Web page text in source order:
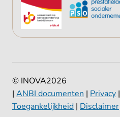
© INOVA2026
| ANBI documenten | Privacy |
Toegankelijkheid | Disclaimer